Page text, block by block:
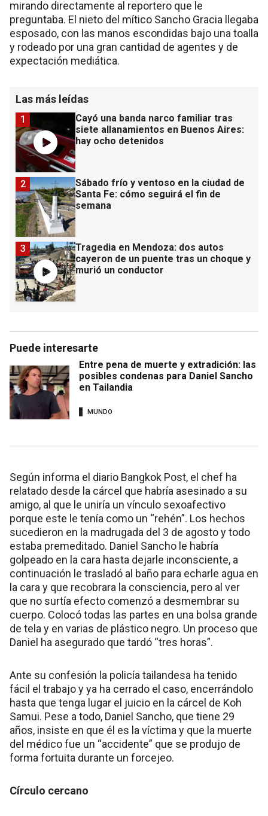
mirando directamente al reportero que le
preguntaba. El nieto del mítico Sancho Gracia llegaba
esposado, con las manos escondidas bajo una toalla
y rodeado por una gran cantidad de agentes y de
expectación mediática.
Las más leídas
Cayó una banda narco familiar tras
siete allanamientos en Buenos Aires:
hay ocho detenidos
1
Sábado frío y ventoso en la ciudad de
Santa Fe: cómo seguirá el fin de
semana
2
Tragedia en Mendoza: dos autos
cayeron de un puente tras un choque y
murió un conductor
3
Puede interesarte
Entre pena de muerte y extradición: las
posibles condenas para Daniel Sancho
en Tailandia
MUNDO
Según informa el diario Bangkok Post, el chef ha
relatado desde la cárcel que habría asesinado a su
amigo, al que le uniría un vínculo sexoafectivo
porque este le tenía como un “rehén”. Los hechos
sucedieron en la madrugada del 3 de agosto y todo
estaba premeditado. Daniel Sancho le habría
golpeado en la cara hasta dejarle inconsciente, a
continuación le trasladó al baño para echarle agua en
la cara y que recobrara la consciencia, pero al ver
que no surtía efecto comenzó a desmembrar su
cuerpo. Colocó todas las partes en una bolsa grande
de tela y en varias de plástico negro. Un proceso que
Daniel ha asegurado que tardó “tres horas”.
Ante su confesión la policía tailandesa ha tenido
fácil el trabajo y ya ha cerrado el caso, encerrándolo
hasta que tenga lugar el juicio en la cárcel de Koh
Samui. Pese a todo, Daniel Sancho, que tiene 29
años, insiste en que él es la víctima y que la muerte
del médico fue un “accidente” que se produjo de
forma fortuita durante un forcejeo.
Círculo cercano